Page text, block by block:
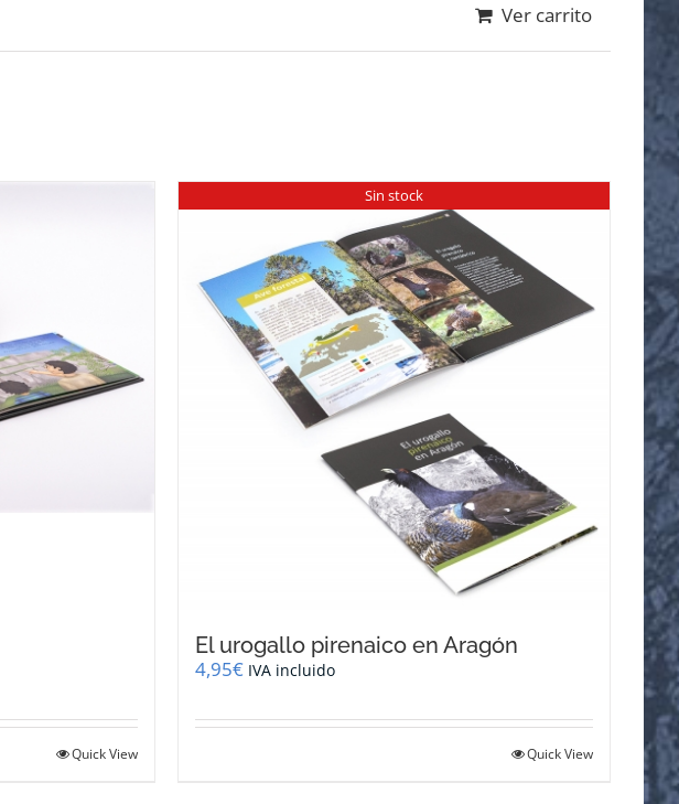
Ver carrito
Quick View
Sin stock
El urogallo pirenaico en Aragón
4,95€ IVA incluido
Quick View